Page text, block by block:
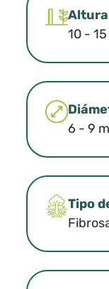
Altura
10 -
6 - 9
Tipo